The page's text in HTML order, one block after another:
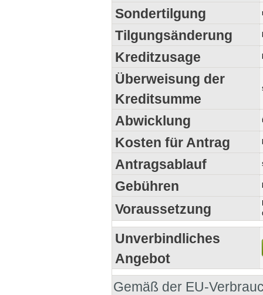
Sondertilgung
Tilgungsänderung
Kreditzusage
Überweisung der
Kreditsumme
Abwicklung
Kosten für Antrag
Antragsablauf
Gebühren
Voraussetzung
Unverbindliches
Angebot
Gemäß der EU-